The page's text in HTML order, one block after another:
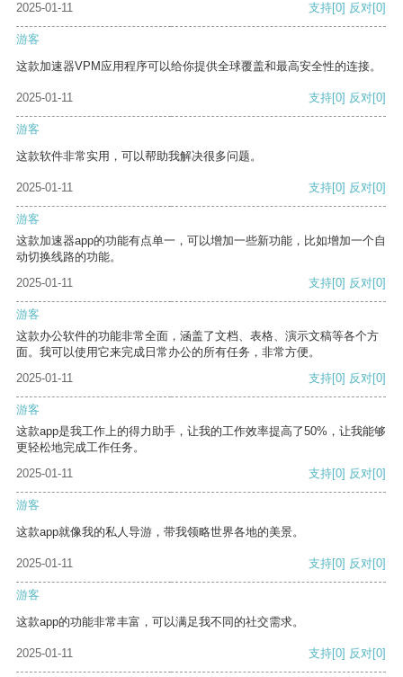
2025-01-11
支持[0] 反对[0]
游客
这款加速器VPM应用程序可以给你提供全球覆盖和最高安全性的连接。
2025-01-11 支持[0] 反对[0]
游客
这款软件非常实用，可以帮助我解决很多问题。
2025-01-11 支持[0] 反对[0]
游客
这款加速器app的功能有点单一，可以增加一些新功能，比如增加一个自
动切换线路的功能。
2025-01-11
支持[0] 反对[0]
游客
这款办公软件的功能非常全面，涵盖了文档、表格、演示文稿等各个方
面。我可以使用它来完成日常办公的所有任务，非常方便。
2025-01-11
支持[0] 反对[0]
游客
这款app是我工作上的得力助手，让我的工作效率提高了50%，让我能够
更轻松地完成工作任务。
2025-01-11
支持[0] 反对[0]
游客
这款app就像我的私人导游，带我领略世界各地的美景。
2025-01-11 支持[0] 反对[0]
游客
这款app的功能非常丰富，可以满足我不同的社交需求。
2025-01-11 支持[0] 反对[0]